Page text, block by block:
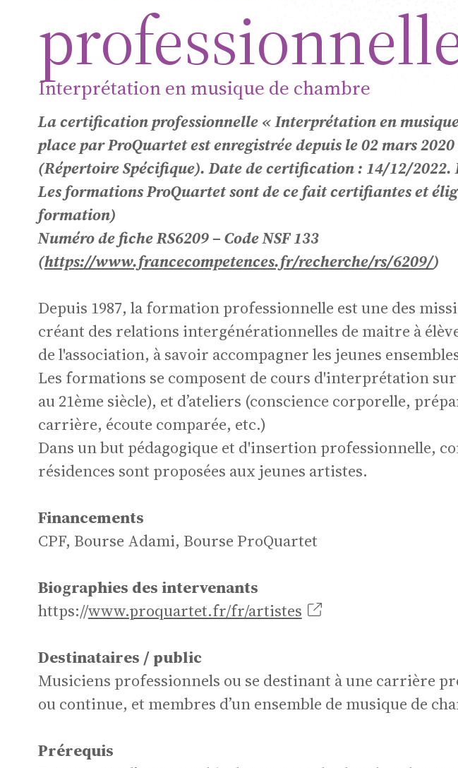
Interprétation en musique de chambre
La certification professionnelle « Interprétation en
place par ProQuartet est enregistrée depuis le 02 mars
(Répertoire Spécifique). Date de certification : 14/12/2022.
Les formations ProQuartet sont de ce fait certifiantes et
formation)
Numéro de fiche RS6209 – Code NSF 133
(https://www.francecompetences.fr/recherche/rs/6209/)
Depuis 1987, la formation professionnelle est une des
créant des relations intergénérationnelles de maitre à
de l'association, à savoir accompagner les jeunes
Les formations se composent de cours d'interprétation
au 21ème siècle), et d’ateliers (conscience corporelle,
carrière, écoute comparée, etc.)
Dans un but pédagogique et d'insertion professionnelle,
résidences sont proposées aux jeunes artistes.
Financements
CPF, Bourse Adami, Bourse ProQuartet
Biographies des intervenants
https://www.proquartet.fr/fr/artistes
Destinataires / public
Musiciens professionnels ou se destinant à une carrière
ou continue, et membres d’un ensemble de musique de
Prérequis
de
de